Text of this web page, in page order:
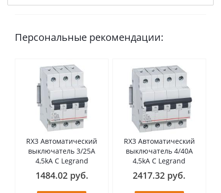
Персональные рекомендации:
RX3 Автоматический
выключатель 3/25А
4,5kA C Legrand
1484.02 руб.
RX3 Автоматический
выключатель 4/40А
4,5kA C Legrand
2417.32 руб.